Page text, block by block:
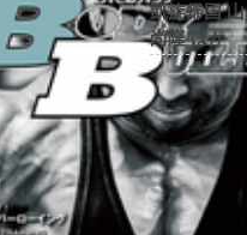
凱旋帰国
尚隆 ほか